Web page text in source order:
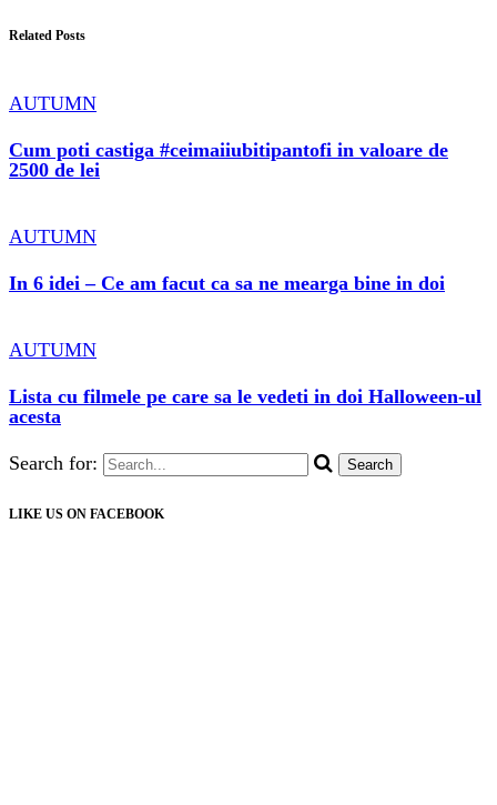
Related Posts
AUTUMN
Cum poti castiga #ceimaiiubitipantofi in valoare de
2500 de lei
AUTUMN
In 6 idei – Ce am facut ca sa ne mearga bine in doi
AUTUMN
Lista cu filmele pe care sa le vedeti in doi Halloween-ul
acesta
Search for:
LIKE US ON FACEBOOK